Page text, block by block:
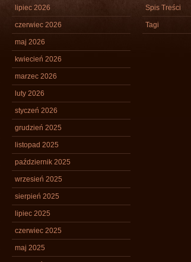
lipiec 2026
czerwiec 2026
maj 2026
kwiecień 2026
marzec 2026
luty 2026
styczeń 2026
grudzień 2025
listopad 2025
październik 2025
wrzesień 2025
sierpień 2025
lipiec 2025
czerwiec 2025
maj 2025
Spis Treści
Tagi